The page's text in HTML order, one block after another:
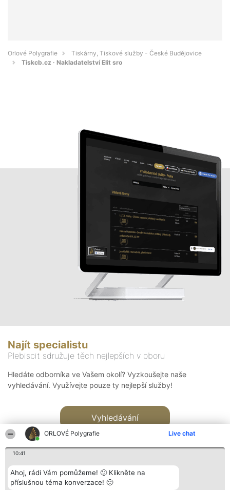
ORLOVÉ Polygrafie Live chat
10:41
Ahoj, rádi Vám pomůžeme! 🙂 Klikněte na
příslušnou téma konverzace! 🙂
Orlové Polygrafie
Tiskárny, Tiskové služby - České Budějovice
Tiskcb.cz · Nakladatelství Elit sro
Najít specialistu
Plebiscit sdružuje těch nejlepších v oboru
Hledáte odborníka ve Vašem okolí? Vyzkoušejte naše
vyhledávání. Využívejte pouze ty nejlepší služby!
Vyhledávání